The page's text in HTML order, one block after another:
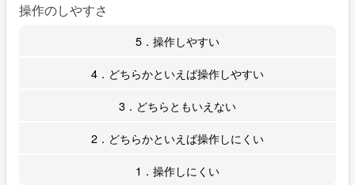
操作のしやすさ
5．操作しやすい
4．どちらかといえば操作しやすい
3．どちらともいえない
2．どちらかといえば操作しにくい
1．操作しにくい